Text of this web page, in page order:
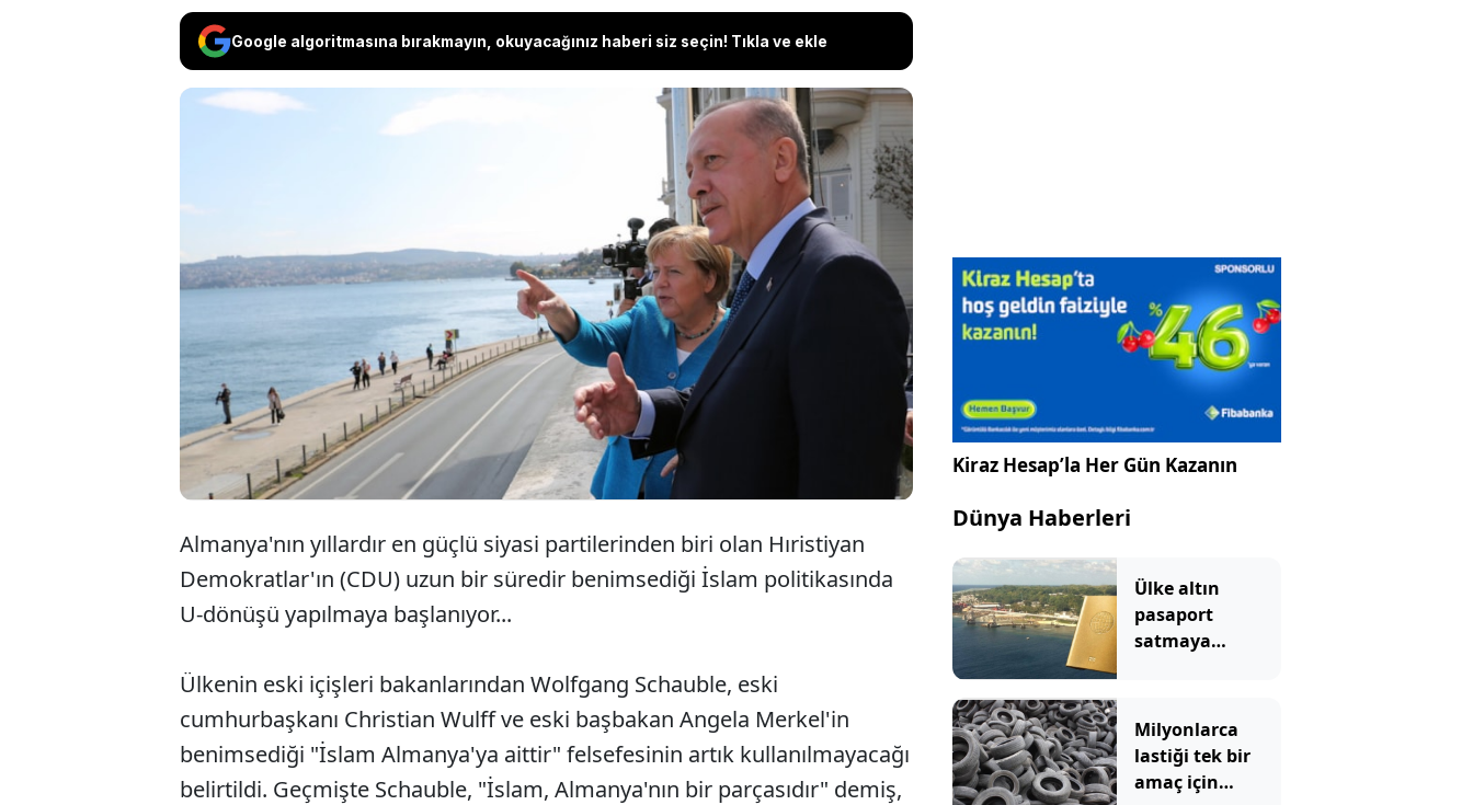
Google algoritmasına bırakmayın, okuyacağınız haberi siz seçin! Tıkla ve ekle
Almanya'da Hıristiyan Demokratlar'ın yıllardır
kullandığı "İslam Almanya'ya aittir" politikasının
rafa kalktığı ortaya çıktı.
Almanya'nın yıllardır en güçlü siyasi partilerinden biri olan Hıristiyan
Demokratlar'ın (CDU) uzun bir süredir benimsediği İslam politikasında
U-dönüşü yapılmaya başlanıyor...
Ülkenin eski içişleri bakanlarından Wolfgang Schauble, eski
cumhurbaşkanı Christian Wulff ve eski başbakan Angela Merkel'in
benimsediği "İslam Almanya'ya aittir" felsefesinin artık kullanılmayacağı
belirtildi. Geçmişte Schauble, "İslam, Almanya'nın bir parçasıdır" demiş,
Kiraz Hesap’la Her Gün Kazanın
Dünya Haberleri
Ülke altın
pasaport
satmaya
girişi var
Milyonlarca
lastiği tek bir
amaç için